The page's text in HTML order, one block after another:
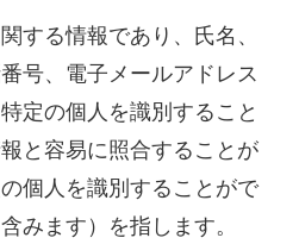
する情報であり、氏名、
号、電子メールアドレス
定の個人を識別すること
と容易に照合することが
個人を識別することがで
みます）を指します。